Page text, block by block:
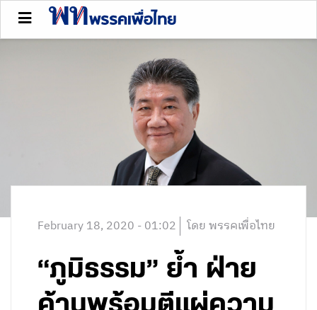
February 18, 2020 - 01:02 โดย พรรคเพื่อไทย
“ภูมิธรรม” ย้ำ ฝ่าย